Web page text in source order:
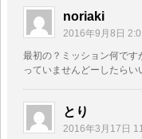
noriaki
2016年9月8日
最初の？ミッション何で
っていませんどーしたらい
とり
2016年3月17日